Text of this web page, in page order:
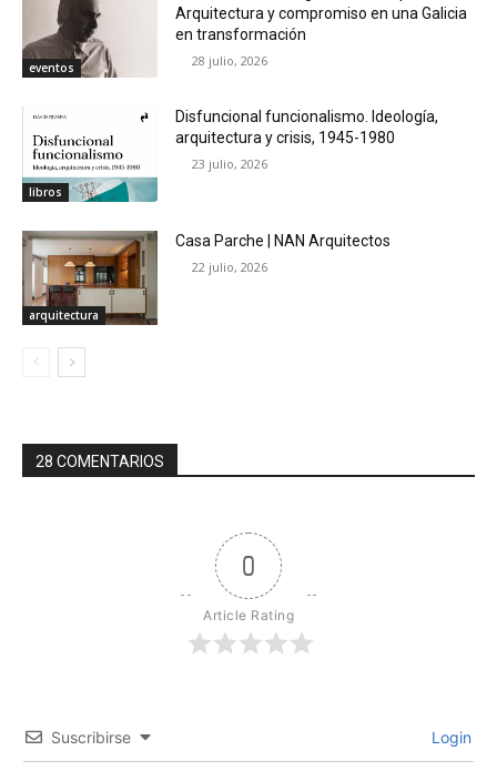
eventos
Arquitectura y compromiso en una Galicia
en transformación
28 julio, 2026
libros
Disfuncional funcionalismo. Ideología,
arquitectura y crisis, 1945-1980
23 julio, 2026
arquitectura
Casa Parche | NAN Arquitectos
22 julio, 2026
28 COMENTARIOS
0
Article Rating
Suscribirse Login